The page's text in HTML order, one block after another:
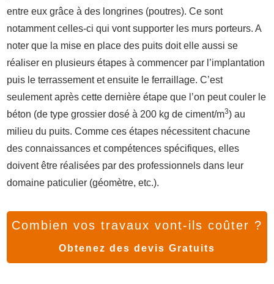
entre eux grâce à des longrines (poutres). Ce sont
notamment celles-ci qui vont supporter les murs porteurs. A
noter que la mise en place des puits doit elle aussi se
réaliser en plusieurs étapes à commencer par l’implantation
puis le terrassement et ensuite le ferraillage. C’est
seulement après cette dernière étape que l’on peut couler le
béton (de type grossier dosé à 200 kg de ciment/m3) au
milieu du puits. Comme ces étapes nécessitent chacune
des connaissances et compétences spécifiques, elles
doivent être réalisées par des professionnels dans leur
domaine paticulier (géomètre, etc.).
Combien vos travaux vont-ils coûter ?
Obtenez des devis Gratuits